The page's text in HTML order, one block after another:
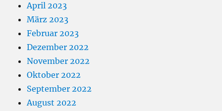
April 2023
März 2023
Februar 2023
Dezember 2022
November 2022
Oktober 2022
September 2022
August 2022